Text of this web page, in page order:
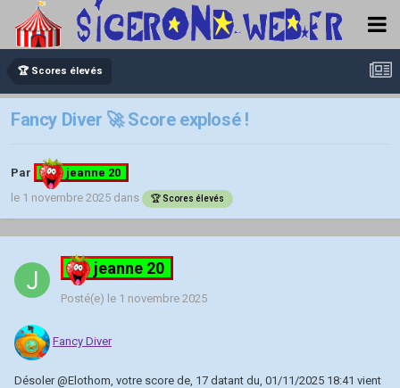
🏆 Scores élevés
Fancy Diver 🚀 Score explosé !
Par
jeanne 20
le 1 novembre 2025 dans 🏆 Scores élevés
jeanne 20
Posté(e) le 1 novembre 2025
Fancy Diver
Désoler@Elothom , votre score de, 17 datant du, 01/11/2025 18:41 vient